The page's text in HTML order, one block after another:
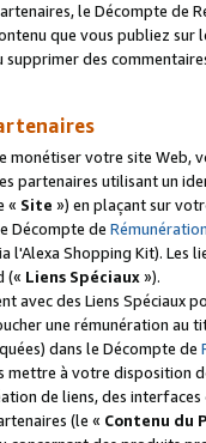
le Décompte de
que vous publiez
des
monétiser votre site Web,
partenaires utilisant un
« Site ») en plaçant sur
Décompte de
l'Alexa Shopping Kit).
(« Liens Spéciaux»).
avec des Liens Spéciaux
une rémunération
dans le Décompte de
mettre à votre disposition
de liens, des
(le « Contenu du